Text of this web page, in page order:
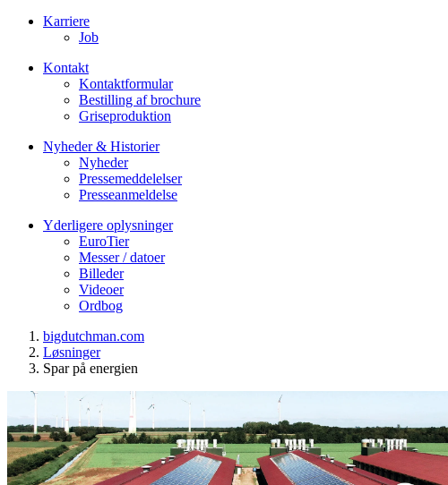
Karriere
Job
Kontakt
Kontaktformular
Bestilling af brochure
Griseproduktion
Nyheder & Historier
Nyheder
Pressemeddelelser
Presseanmeldelse
Yderligere oplysninger
EuroTier
Messer / datoer
Billeder
Videoer
Ordbog
bigdutchman.com
Løsninger
Spar på energien